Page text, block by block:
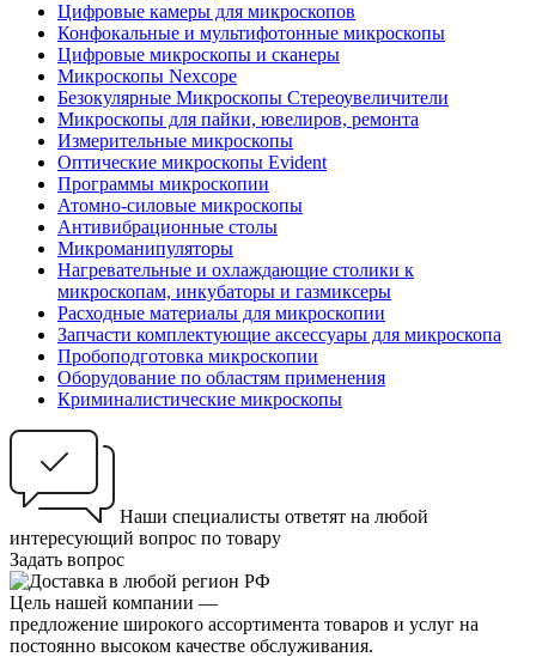
Цифровые камеры для микроскопов
Конфокальные и мультифотонные микроскопы
Цифровые микроскопы и сканеры
Микроскопы Nexcope
Безокулярные Микроскопы Стереоувеличители
Микроскопы для пайки, ювелиров, ремонта
Измерительные микроскопы
Оптические микроскопы Evident
Программы микроскопии
Атомно-силовые микроскопы
Антивибрационные столы
Микроманипуляторы
Нагревательные и охлаждающие столики к
микроскопам, инкубаторы и газмиксеры
Расходные материалы для микроскопии
Запчасти комплектующие аксессуары для микроскопа
Пробоподготовка микроскопии
Оборудование по областям применения
Криминалистические микроскопы
Наши специалисты ответят на любой
интересующий вопрос по товару
Задать вопрос
Цель нашей компании —
предложение широкого ассортимента товаров и услуг на
постоянно высоком качестве обслуживания.